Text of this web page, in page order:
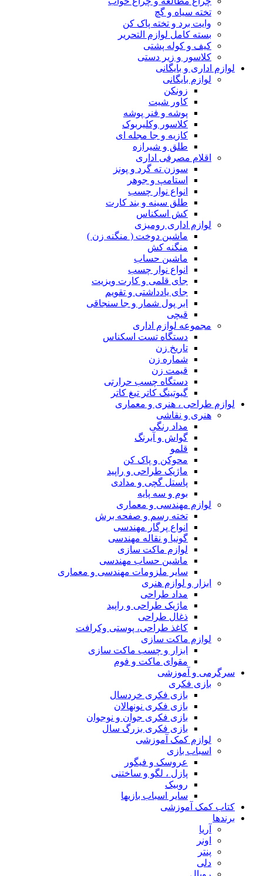
تخته سیاه و گچ
وایت برد و تخته پاک کن
بسته کامل لوازم التحریر
کیف و کوله پشتی
کلاسور و زیر دستی
لوازم اداری و بایگانی
لوازم بایگانی
زونکن
کاور شیت
پوشه و فنر پوشه
کلاسور وکلیربوک
کازیه و جا مجله ای
طلق و شیرازه
اقلام مصرفی اداری
سوزن ته گرد و پونز
استامپ و جوهر
انواع نوار چسب
طلق سینه و بند کارت
کش اسکناس
لوازم اداری رومیزی
ماشین دوخت ( منگنه زن )
منگنه کش
ماشین حساب
انواع نوار چسب
جای قلمی و کارت ویزیت
جای یادداشتی و تقویم
ابر پول شمار و جا سنجاقی
قیچی
مجموعه لوازم اداری
دستگاه تست اسکناس
تاریخ زن
شماره زن
قیمت زن
دستگاه چسب حرارتی
گیوتینگ کاتر تیغ کاتر
لوازم طراحی ، هنری و معماری
هنری و نقاشی
مداد رنگی
گواش و آبرنگ
قلمو
محوکن و پاک کن
ماژیک طراحی و راپید
پاستل گچی و مدادی
بوم و سه پایه
لوازم مهندسی و معماری
تخته رسم و صفحه برش
انواع پرگار مهندسی
گونیا و نقاله مهندسی
لوازم ماکت سازی
ماشین حساب مهندسی
سایر ملزومات مهندسی و معماری
ابزار و لوازم هنری
مداد طراحی
ماژیک طراحی و راپید
ذغال طراحی
کاغذ طراحی، پوستی وکرافت
لوازم ماکت سازی
ابزار و چسب ماکت سازی
مقوای ماکت و فوم
سرگرمی و آموزشی
بازی فکری
بازی فکری خردسال
بازی فکری نونهالان
بازی فکری جوان و نوجوان
بازی فکری بزرگ سال
لوازم کمک آموزشی
اسباب بازی
عروسک و فیگور
پازل ، لگو و ساختنی
روبیک
سایر اسباب بازیها
کتاب کمک آموزشی
برندها
آریا
اونر
پنتر
دلی